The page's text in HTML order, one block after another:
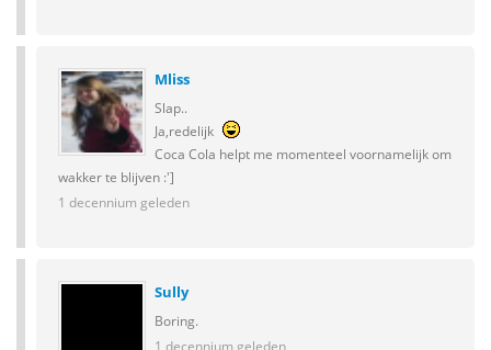
Mliss
Slap..
Ja,redelijk
Coca Cola helpt me momenteel voornamelijk om
wakker te blijven :']
1 decennium geleden
Sully
Boring.
1 decennium geleden